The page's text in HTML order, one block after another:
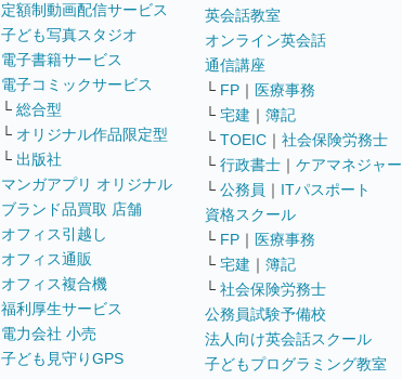
定額制動画配信サービス
子ども写真スタジオ
電子書籍サービス
電子コミックサービス
└ 総合型
└ オリジナル作品限定型
└ 出版社
マンガアプリ オリジナル
ブランド品買取 店舗
オフィス引越し
オフィス通販
オフィス複合機
福利厚生サービス
電力会社 小売
子ども見守りGPS
英会話教室
オンライン英会話
通信講座
└ FP ｜ 医療事務
└ 宅建 ｜ 簿記
└ TOEIC ｜ 社会保険労務士
└ 行政書士 ｜ ケアマネジャー
└ 公務員 ｜ ITパスポート
資格スクール
└ FP ｜ 医療事務
└ 宅建 ｜ 簿記
└ 社会保険労務士
公務員試験予備校
法人向け英会話スクール
子どもプログラミング教室